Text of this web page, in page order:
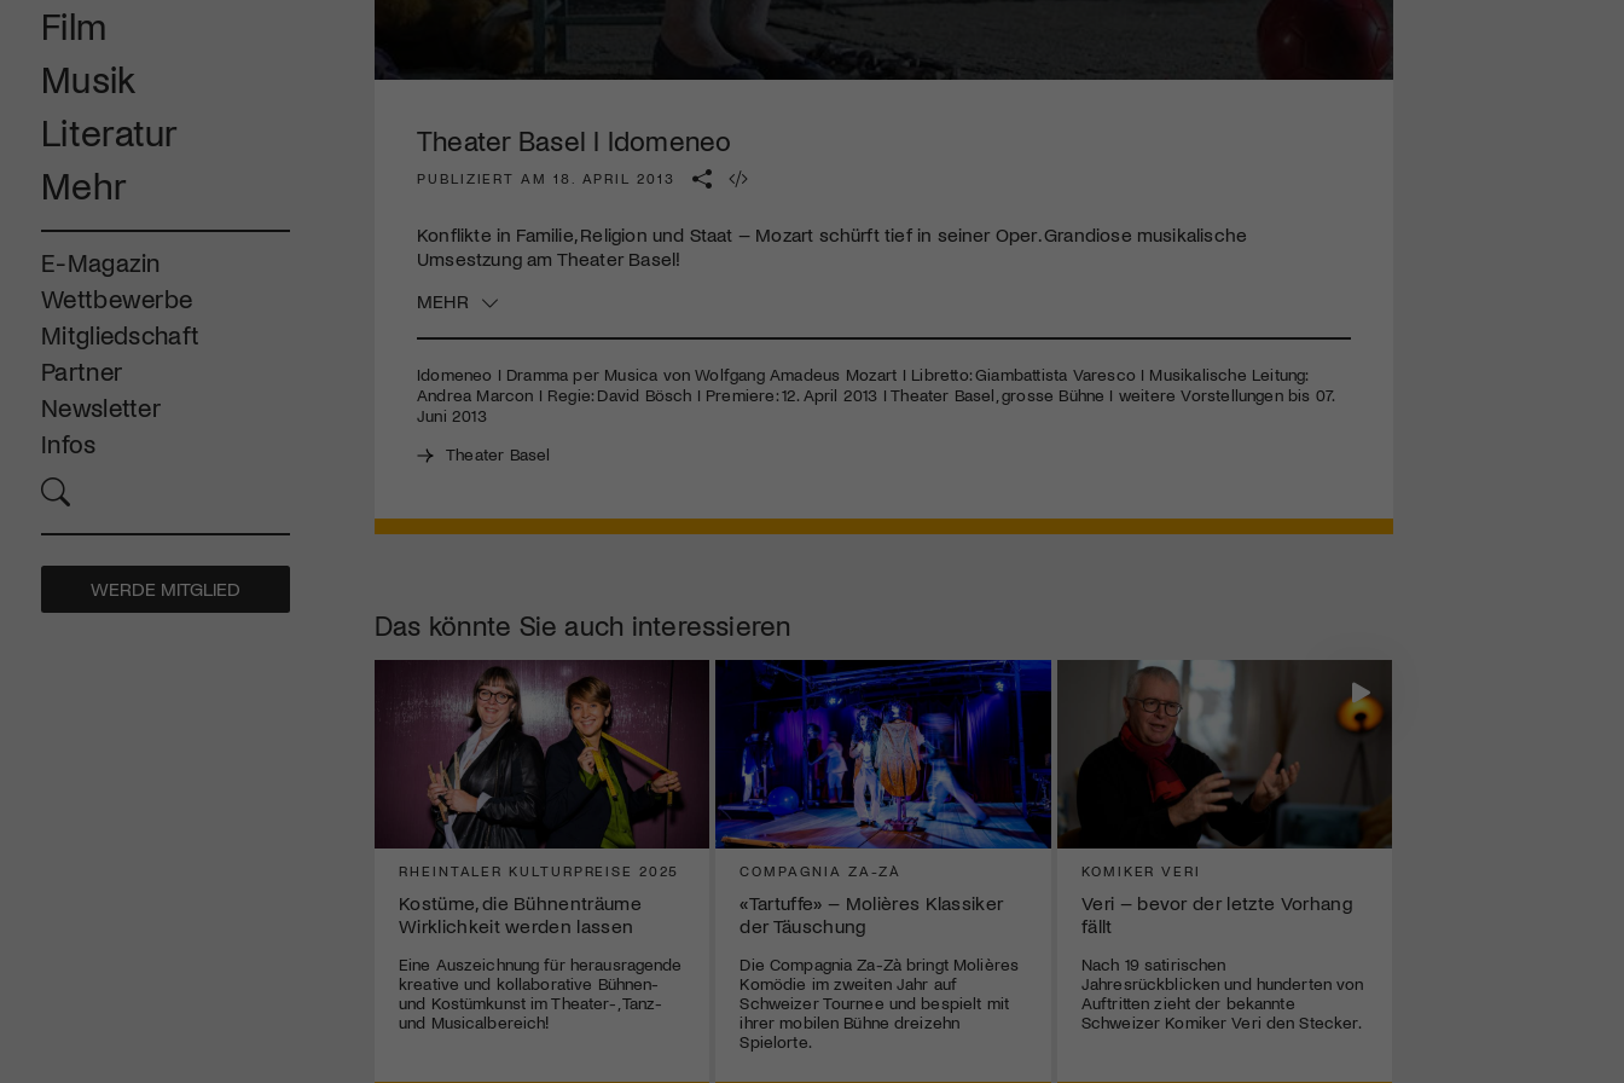
Film
Musik
Literatur
Mehr
E-Magazin
Wettbewerbe
Mitgliedschaft
Partner
Newsletter
Infos
WERDE MITGLIED
Theater Basel I Idomeneo
PUBLIZIERT AM 18. APRIL 2013
Konflikte in Familie, Religion und Staat – Mozart schürft tief in seiner Oper. Grandiose musikalische
Umsestzung am Theater Basel!
MEHR
Idomeneo I Dramma per Musica von Wolfgang Amadeus Mozart I Libretto: Giambattista Varesco I Musikalische Leitung:
Andrea Marcon I Regie: David Bösch I Premiere: 12. April 2013 I Theater Basel, grosse Bühne I weitere Vorstellungen bis 07.
Juni 2013
Theater Basel
Das könnte Sie auch interessieren
RHEINTALER KULTURPREISE 2025
Kostüme, die Bühnenträume
Wirklichkeit werden lassen
Eine Auszeichnung für herausragende
kreative und kollaborative Bühnen-
und Kostümkunst im Theater-, Tanz-
und Musicalbereich!
COMPAGNIA ZA-ZÀ
«Tartuffe» – Molières Klassiker
der Täuschung
Die Compagnia Za-Zà bringt Molières
Komödie im zweiten Jahr auf
Schweizer Tournee und bespielt mit
ihrer mobilen Bühne dreizehn
Spielorte.
KOMIKER VERI
Veri – bevor der letzte Vorhang
fällt
Nach 19 satirischen
Jahresrückblicken und hunderten von
Auftritten zieht der bekannte
Schweizer Komiker Veri den Stecker.
Kulturinstitution und unterstütze unsere Arbeit.
Mit deiner Mitgliedschaft erhältst du kostenlosen Zugang zu
diversen Kulturevents.
Jetzt Mitglied werden